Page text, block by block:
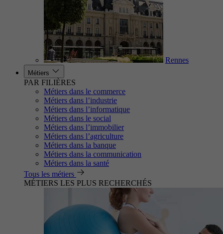
Rennes
Métiers
PAR FILIÈRES
Métiers dans le commerce
Métiers dans l’industrie
Métiers dans l’informatique
Métiers dans le social
Métiers dans l’immobilier
Métiers dans l’agriculture
Métiers dans la banque
Métiers dans la communication
Métiers dans la santé
Tous les métiers
MÉTIERS LES PLUS RECHERCHÉS